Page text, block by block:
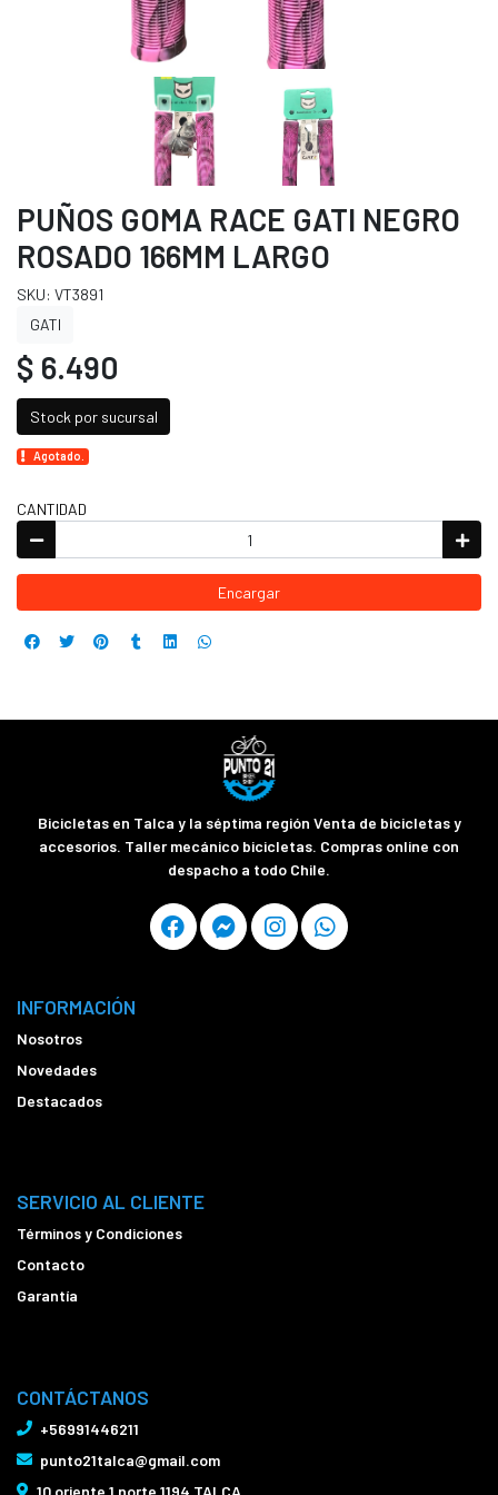
PUÑOS GOMA RACE GATI NEGRO
ROSADO 166MM LARGO
SKU: VT3891
GATI
$ 6.490
Stock por sucursal
Agotado.
CANTIDAD
Encargar
Bicicletas en Talca y la séptima región Venta de bicicletas y
accesorios. Taller mecánico bicicletas. Compras online con
despacho a todo Chile.
INFORMACIÓN
Nosotros
Novedades
Destacados
SERVICIO AL CLIENTE
Términos y Condiciones
Contacto
Garantía
CONTÁCTANOS
+56991446211
punto21talca@gmail.com
10 oriente 1 norte 1194 TALCA